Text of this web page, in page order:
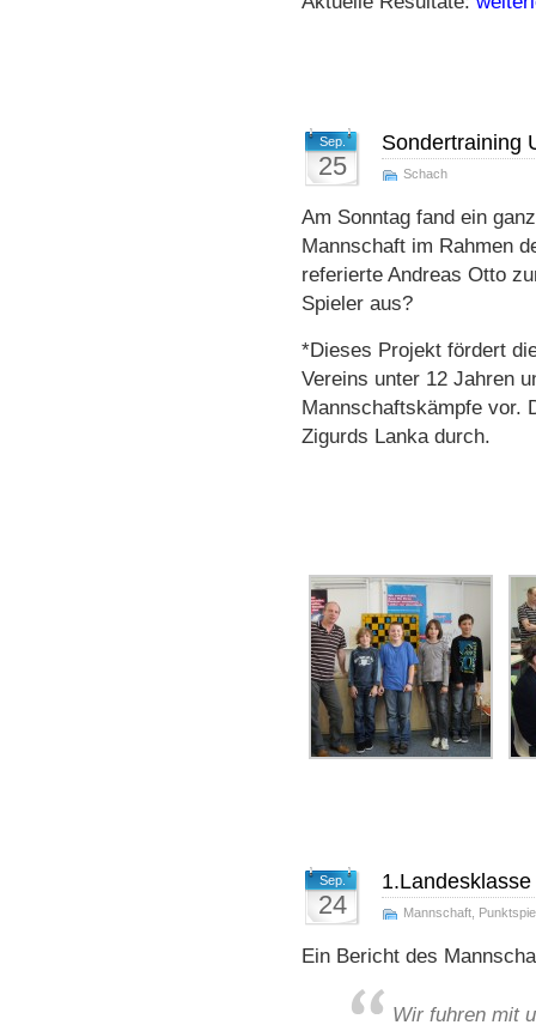
Sep.
25
Sondertraining
Schach
Am Sonntag fand ein
Mannschaft im Rahmen
referierte Andreas Otto
Spieler aus?
*Dieses Projekt fördert
Vereins unter 12 Jahren
Mannschaftskämpfe vor.
Zigurds Lanka durch.
Sep.
24 Mannschaft
Ein Bericht des
Wir fuhren mit